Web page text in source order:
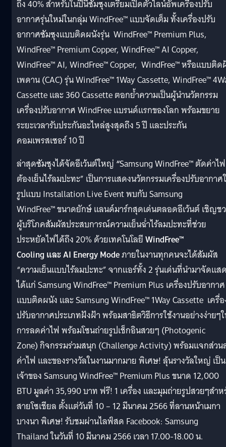
ถึง 40% สำหรับในปีนี้ซัมซุงเตรียมเปิดตัวไลน์อัพเครื่องปรับ
อากาศรุ่นใหม่ในกลุ่ม WindFree™ แบบจัดเต็ม ทั้งเครื่องปรับ
อากาศซัมซุงแบบติดผนังรุ่น WindFree™ Premium Plus,
WindFree™ Premium Copper, WindFree™ AI Copper,
WindFree™ AI, WindFree™ Copper, WindFree™ หรือแบบติด
เพดาน (CAC) รุ่น WindFree™ 1Way Cassette, WindFree™
Cassette และ 360 Cassette ตอกย้ำความเป็นผู้นำนวัตกรรม
เครื่องปรับอากาศ WindFree แบรนด์แรกของโลก พร้อมขยาย
ระยะเวลารับประกันอะไหล่สูงสุดถึง 5 ปี และประกัน
คอมเพรสเซอร์ 10 ปี
ล่าสุดซัมซุงได้จัดอีเว้นต์ใหญ่ “Samsung WindFree™ ตัดค่าไฟ
ต้องเย็นไร้ลมปะทะ” เป็นการแสดงนวัตกรรมเครื่องปรับอากาศ
รูปแบบ Installation Live Event พบกับ Samsung
WindFree™ ขนาดยักษ์ แลนด์มาร์กสุดเด่นตลอดอีเว้นต์ เชิญช
ผู้บริโภคสัมผัสประสบการณ์ความเย็นฉ่ำไร้ลมปะทะที่ช่วย
ประหยัดไฟได้ถึง 20% ด้วยเทคโนโลยีWindFree™
Cooling และ AI Energy Modeภายในงานทุกคนจะได้สัมผัส
“ความเย็นแบบไร้ลมปะทะ” จากแอร์ทั้ง 2 รุ่นเด่นที่นำมาจัดแส
ได้แก่ Samsung WindFree™ Premium Plus เครื่องปรับอากาศ
แบบติดผนัง และ Samsung WindFree™ 1Way Cassette เครื่
ปรับอากาศประเภทฝังฝ้า พร้อมสาธิตวิธีการใช้งานอย่างง่ายๆ
การลดค่าไฟ พร้อมโซนถ่ายรูปเช็กอินสวยๆ (Photogenic
Zone) กิจกรรมร่วมสนุก (Challenge Activity) พร้อมแจกส่ว
ค่าไฟ และของรางวัลในงานมากมาย พิเศษ! ลุ้นรางวัลใหญ่ เป็น
เจ้าของ Samsung WindFree™ Premium Plus ขนาด 12,000
BTU มูลค่า 35,990 บาท ฟรี! 1 เครื่อง และมุมถ่ายรูปสวยๆสำ
สายโซเชียล ตั้งแต่วันที่ 10 – 12 มีนาคม 2566 ที่ลานหน้าเมกา
บางนา พิเศษ! รับชมผ่านไลฟ์สด Facebook: Samsung
Thailand ในวันที่ 10 มีนาคม 2566 เวลา 17.00-18.00 น.